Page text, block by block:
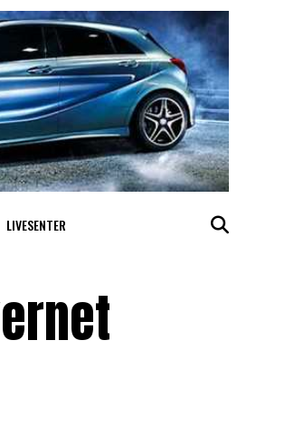
LIVESENTER